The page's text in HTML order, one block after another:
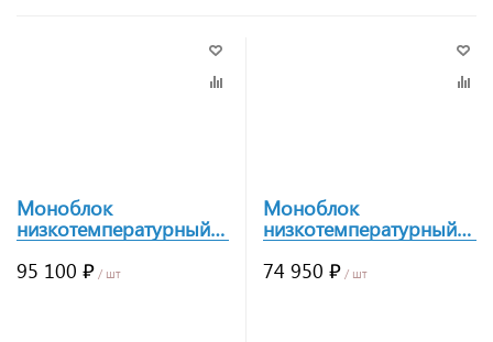
Моноблок
низкотемпературный
Polair Light MB211R
95 100 ₽ / шт
Моноблок
низкотемпературный
Polair Light MB109R
74 950 ₽ / шт